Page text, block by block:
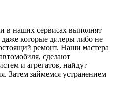
в наших сервисах выполнят
которые дилеры либо не
ремонт. Наши мастера
сделают
и агрегатов, найдут
Затем займемся устранением